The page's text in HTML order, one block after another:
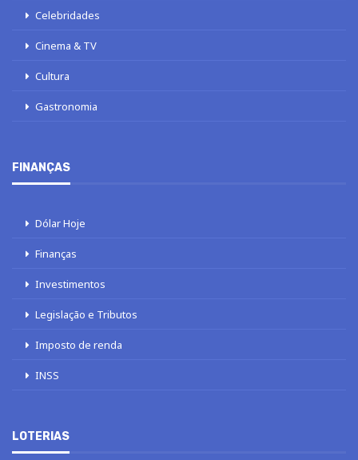
Celebridades
Cinema & TV
Cultura
Gastronomia
FINANÇAS
Dólar Hoje
Finanças
Investimentos
Legislação e Tributos
Imposto de renda
INSS
LOTERIAS